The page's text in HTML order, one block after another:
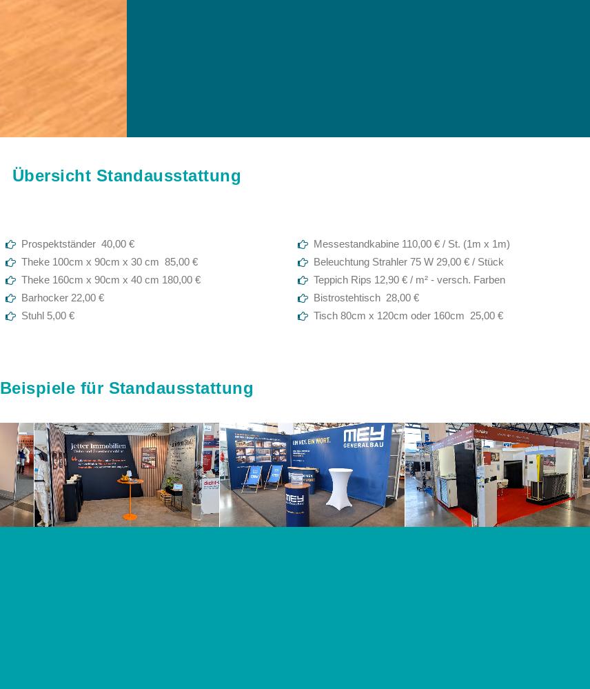
Übersicht Standausstattung
Prospektständer 40,00 €
Theke 100cm x 90cm x 30 cm 85,00 €
Theke 160cm x 90cm x 40 cm 180,00 €
Barhocker 22,00 €
Stuhl 5,00 €
Messestandkabine 110,00 € / St. (1m x 1m)
Beleuchtung Strahler 75 W 29,00 € / Stück
Teppich Rips 12,90 € / m² - versch. Farben
Bistrostehtisch 28,00 €
Tisch 80cm x 120cm oder 160cm 25,00 €
Beispiele für Standausstattung